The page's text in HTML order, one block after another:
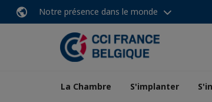
Notre présence dans le monde
La Chambre S'implanter